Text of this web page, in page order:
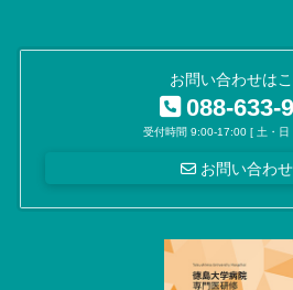
お問い合わせは
088-633-
受付時間 9:00-17:00 [ 土・日
お問い合わせ